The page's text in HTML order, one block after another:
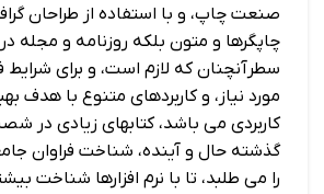
صنعت چاپ، و با استفاده از طراحان
چاپگرها و متون بلکه روزنامه و مجله
سطرآنچنان که لازم است، و برای شرایط
مورد نیاز، و کاربردهای متنوع با هدف
کاربردی می باشد، کتابهای زیادی در
گذشته حال و آینده، شناخت فراوان
را می طلبد، تا با نرم افزارها شناخت